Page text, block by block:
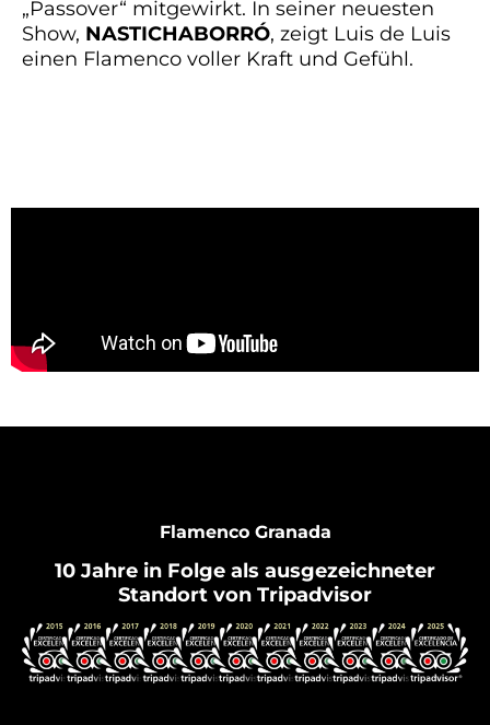
„Passover“ mitgewirkt. In seiner neuesten
Show, NASTICHABORRÓ, zeigt Luis de Luis
einen Flamenco voller Kraft und Gefühl.
Flamenco Granada
10 Jahre in Folge als ausgezeichneter
Standort von Tripadvisor